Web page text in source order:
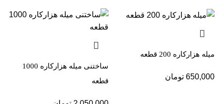
میله هزارکاره 200 قطعه
650,000 تومان
ساختنی میله هزارکاره 1000
قطعه